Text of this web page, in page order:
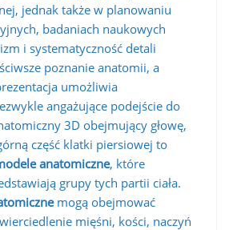
jednak także w planowaniu
badaniach naukowych
i systematyczność detali
poznanie anatomii, a
umożliwia
angażujące podejście do
3D obejmujący głowę,
część klatki piersiowej to
anatomiczne, które
grupy tych partii ciała.
mogą obejmować
mięśni, kości, naczyń